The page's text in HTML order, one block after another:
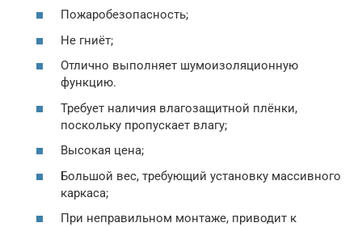
Пожаробезопасность;
Не гниёт;
Отлично выполняет шумоизоляционную
функцию.
Требует наличия влагозащитной плёнки,
поскольку пропускает влагу;
Высокая цена;
Большой вес, требующий установку массивного
каркаса;
При неправильном монтаже, приводит к